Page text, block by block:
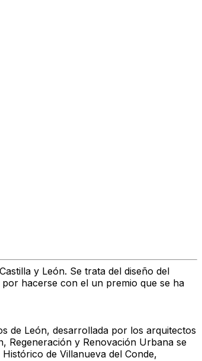
y León. Se trata del diseño del
hacerse con el un premio que se ha
de León, desarrollada por los arquitectos
Regeneración y Renovación Urbana se
de Villanueva del Conde,